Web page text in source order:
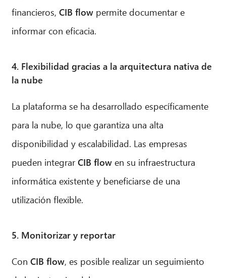
financieros,CIB flow permite documentar e
informar con eficacia.
4. Flexibilidad gracias a la arquitectura nativa de
la nube
La plataforma se ha desarrollado específicamente
para la nube, lo que garantiza una alta
disponibilidad y escalabilidad. Las empresas
pueden integrarCIB flow en su infraestructura
informática existente y beneficiarse de una
utilización flexible.
5. Monitorizar y reportar
ConCIB flow, es posible realizar un seguimiento